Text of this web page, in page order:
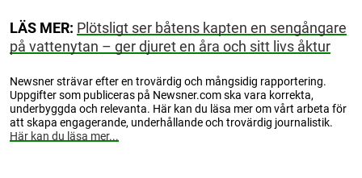
LÄS MER: Plötsligt ser båtens kapten en sengångare
på vattenytan – ger djuret en åra och sitt livs åktur
Newsner strävar efter en trovärdig och mångsidig rapportering.
Uppgifter som publiceras på Newsner.com ska vara korrekta,
underbyggda och relevanta. Här kan du läsa mer om vårt arbeta för
att skapa engagerande, underhållande och trovärdig journalistik.
Här kan du läsa mer...